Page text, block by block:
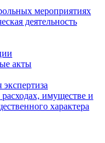
мероприятиях
деятельность
акты
имуществе и
характера